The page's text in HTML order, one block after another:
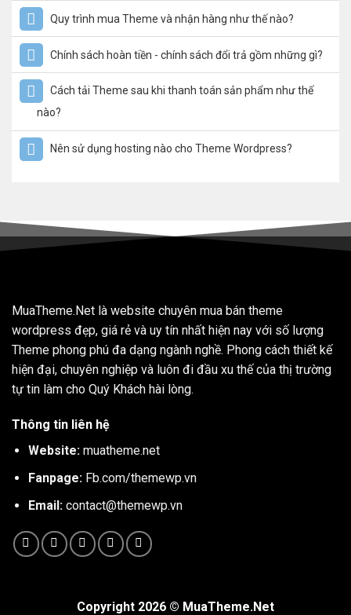
Quy trình mua Theme và nhận hàng như thế nào?
Chính sách hoàn tiền - chính sách đổi trả gồm những gì?
Cách tải Theme sau khi thanh toán sản phẩm như thế
nào?
Nên sử dụng hosting nào cho Theme Wordpress?
MuaTheme.Net là website chuyên mua bán theme
wordpress đẹp, giá rẻ và uy tín nhất hiện nay với số lượng
Theme phong phú đa dạng ngành nghề. Phong cách thiết kế
hiện đại, chuyên nghiệp và luôn đi đầu xu thế của thị trường
tự tin làm cho Quý Khách hài lòng.
Thông tin liên hệ
Website: muatheme.net
Fanpage: Fb.com/themewp.vn
Email: contact@themewp.vn
Copyright 2026 © MuaTheme.Net